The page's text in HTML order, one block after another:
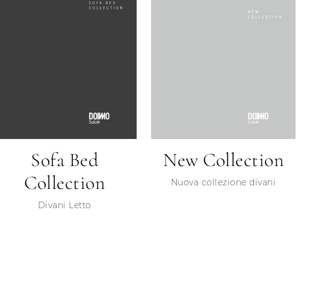
Sofa Bed
Collection
Divani Letto
New Collection
Nuova collezione divani